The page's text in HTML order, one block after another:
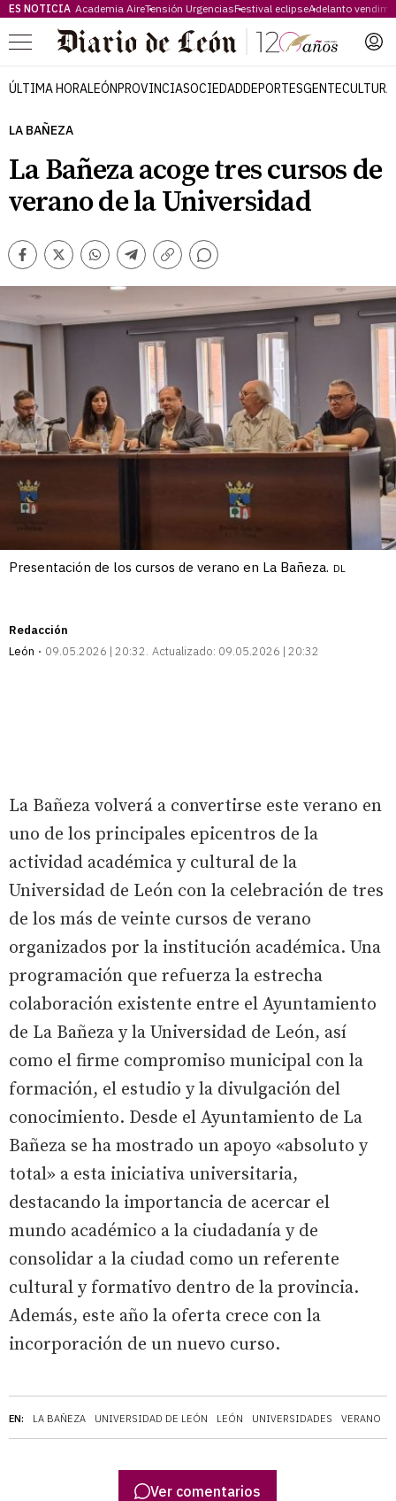
ES NOTICIA Academia AireTensión UrgenciasFestival eclipseAdelanto
Menú
ÚLTIMA HORALEÓNPROVINCIASOCIEDADDEPORTESGENTECULTURA
LA BAÑEZA
La Bañeza acoge tres cursos de
verano de la Universidad
Facebook
TwitterWhatsappTelegram
Copiar
Comentarios
Presentación de los cursos de verano en La Bañeza. DL
Redacción
León
09.05.2026 | 20:32 Actualizado: 09.05.2026 | 20:32
EN: LA BAÑEZA UNIVERSIDAD DE LEÓN LEÓN UNIVERSIDADES VERANO
La Bañeza volverá a convertirse este verano en
uno de los principales epicentros de la
actividad académica y cultural de la
Universidad de León con la celebración de tres
de los más de veinte cursos de verano
organizados por la institución académica. Una
programación que refuerza la estrecha
colaboración existente entre el Ayuntamiento
de La Bañeza y la Universidad de León, así
como el firme compromiso municipal con la
formación, el estudio y la divulgación del
conocimiento. Desde el Ayuntamiento de La
Bañeza se ha mostrado un apoyo «absoluto y
total» a esta iniciativa universitaria,
destacando la importancia de acercar el
mundo académico a la ciudadanía y de
consolidar a la ciudad como un referente
cultural y formativo dentro de la provincia.
Además, este año la oferta crece con la
incorporación de un nuevo curso.
Ver comentarios